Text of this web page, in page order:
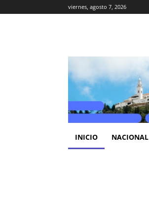
viernes, agosto 7, 2026
INICIO NACIONAL